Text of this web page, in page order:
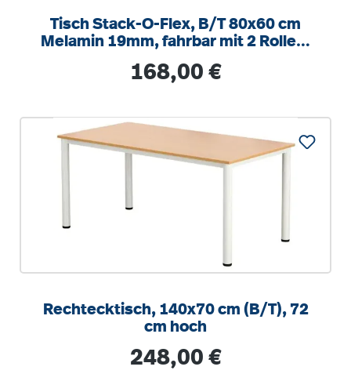
Tisch Stack-O-Flex, B/T 80x60 cm
Melamin 19mm, fahrbar mit 2 Rollen,
Regulärer Preis:
168,00 €
Rechtecktisch, 140x70 cm (B/T), 72
cm hoch
Regulärer Preis:
248,00 €